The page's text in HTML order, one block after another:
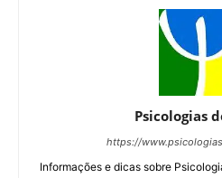
Psicologias
https://
Informações e dicas sobre